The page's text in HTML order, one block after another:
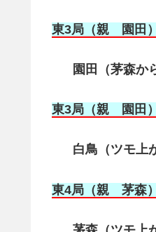
東3局（親 園田
園田（茅森
東3局（親 園田
白鳥（ツモ
東4局（親 茅森